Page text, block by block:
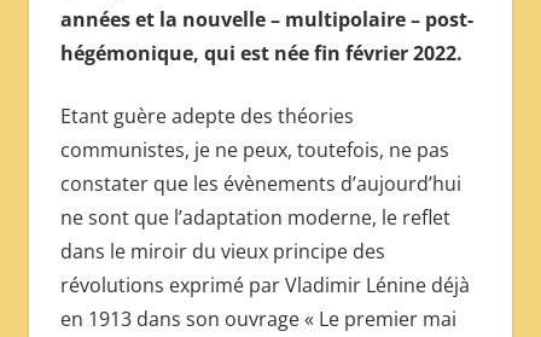
années et la nouvelle – multipolaire – post-
hégémonique, qui est née fin février 2022.
Etant guère adepte des théories
communistes, je ne peux, toutefois, ne pas
constater que les évènements d’aujourd’hui
ne sont que l’adaptation moderne, le reflet
dans le miroir du vieux principe des
révolutions exprimé par Vladimir Lénine déjà
en 1913 dans son ouvrage « Le premier mai